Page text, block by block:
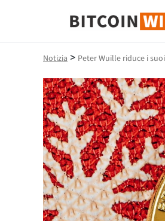
Saggezza Bitcoin
Notizia > Peter Wuille riduce i